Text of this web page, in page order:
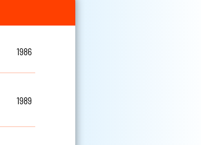
1986
1989